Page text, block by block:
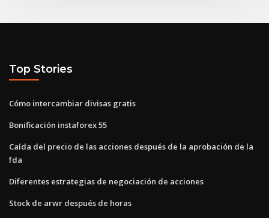
Top Stories
Cómo intercambiar divisas gratis
Bonificación instaforex 55
Caída del precio de las acciones después de la aprobación de la
fda
Diferentes estrategias de negociación de acciones
Stock de arwr después de horas